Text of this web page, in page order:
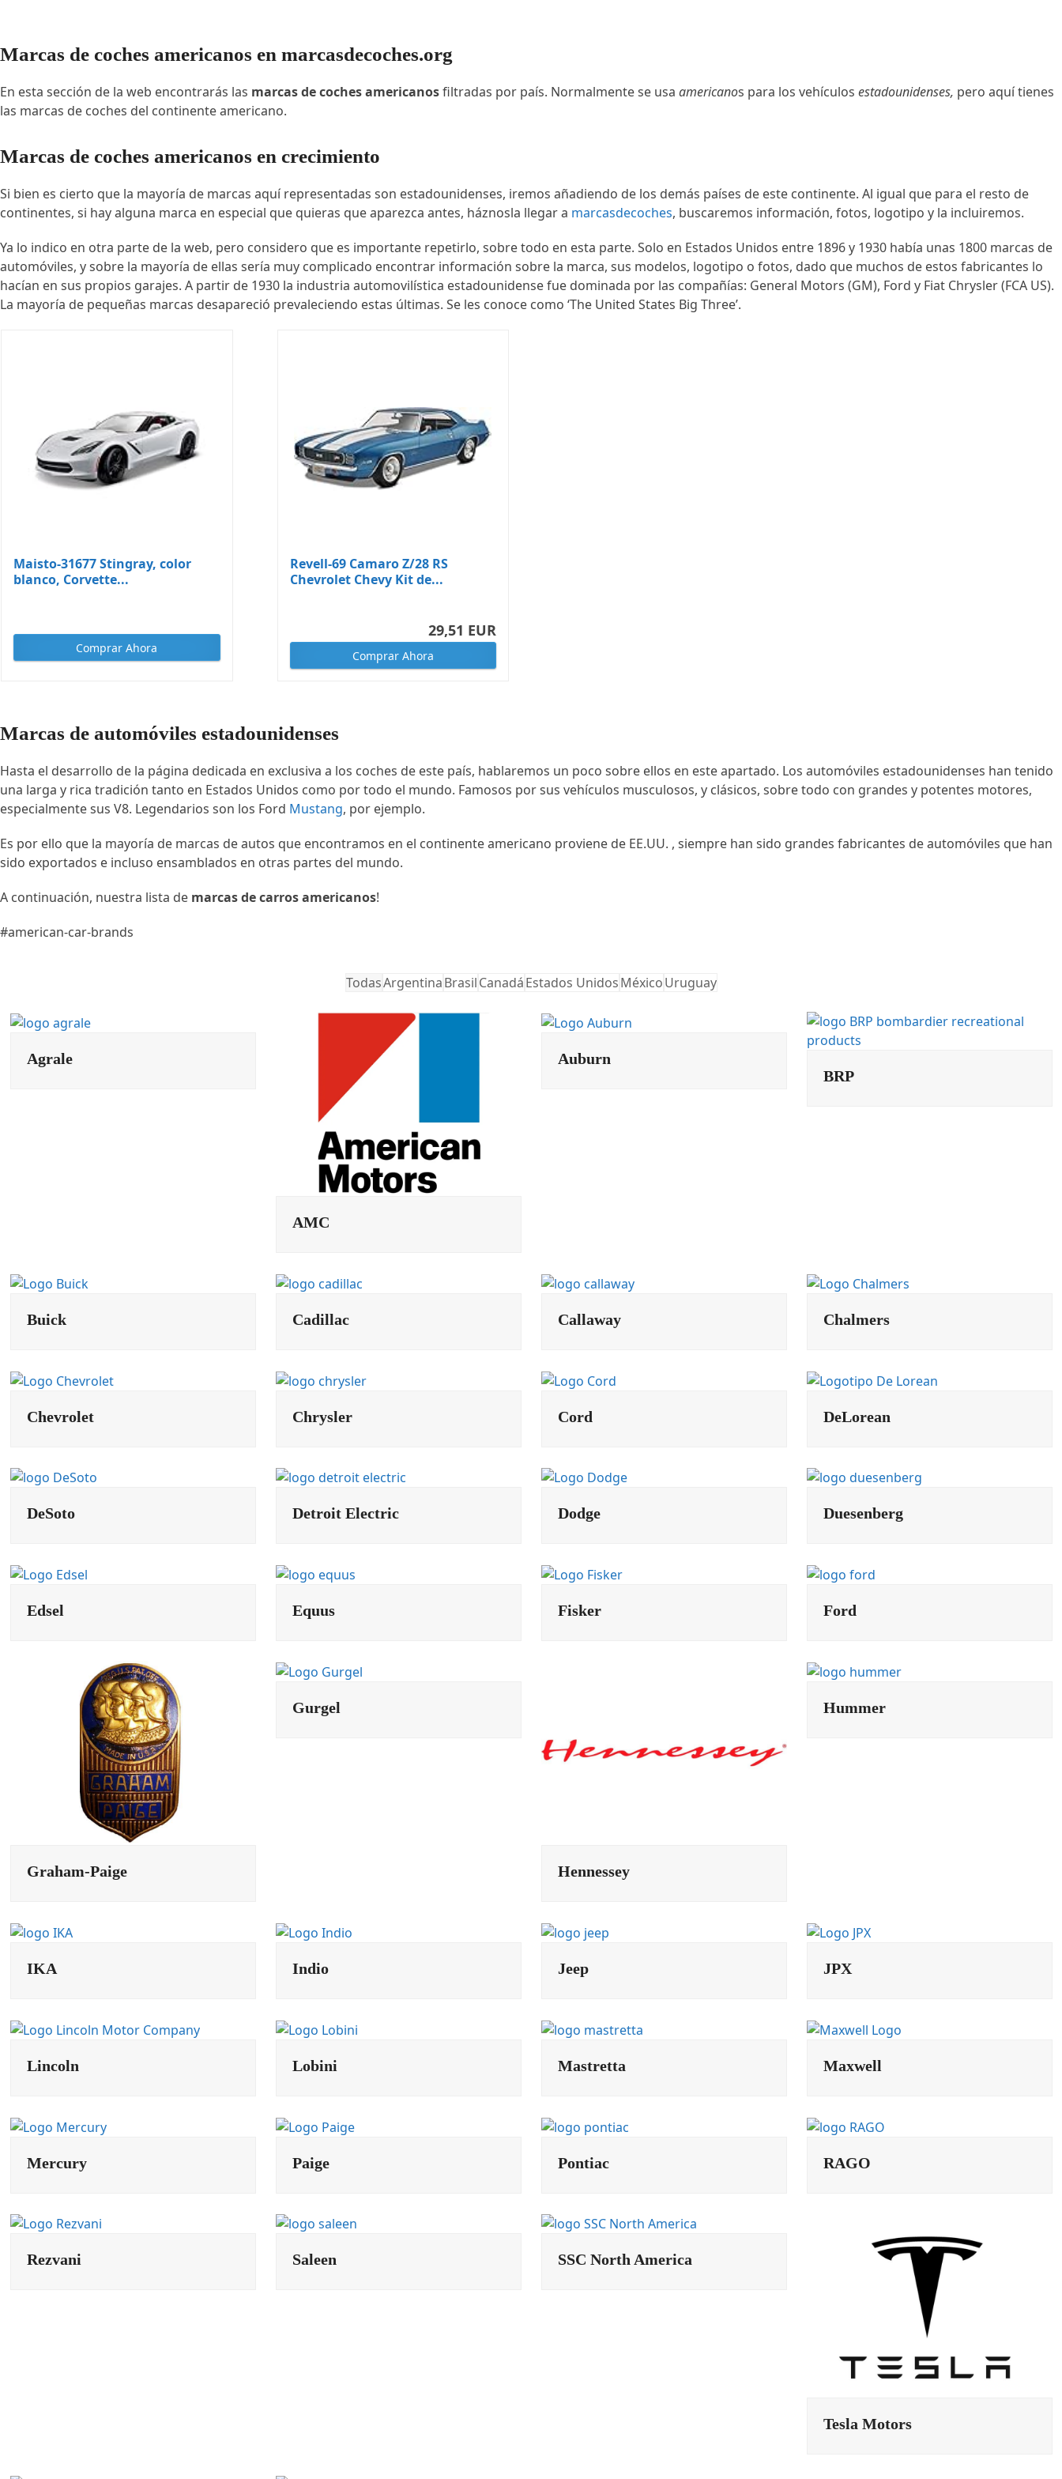
Marcas de coches americanos en marcasdecoches.org
En esta sección de la web encontrarás las marcas de coches americanosfiltradas por país. Normalmente se usa americanos para los vehículos estadounidenses, pero aquí tienes
las marcas de coches del continente americano.
Marcas de coches americanos en crecimiento
Si bien es cierto que la mayoría de marcas aquí representadas son estadounidenses, iremos añadiendo de los demás países de este continente. Al igual que para el resto de
continentes, si hay alguna marca en especial que quieras que aparezca antes, háznosla llegar a marcasdecoches, buscaremos información, fotos, logotipo y la incluiremos.
Ya lo indico en otra parte de la web, pero considero que es importante repetirlo, sobre todo en esta parte. Solo en Estados Unidos entre 1896 y 1930 había unas 1800 marcas de
automóviles, y sobre la mayoría de ellas sería muy complicado encontrar información sobre la marca, sus modelos, logotipo o fotos, dado que muchos de estos fabricantes lo
hacían en sus propios garajes. A partir de 1930 la industria automovilística estadounidense fue dominada por las compañías: General Motors (GM), Ford y Fiat Chrysler (FCA US).
La mayoría de pequeñas marcas desapareció prevaleciendo estas últimas. Se les conoce como ‘The United States Big Three’.
Maisto-31677 Stingray, color
blanco, Corvette...
Comprar Ahora
Revell-69 Camaro Z/28 RS
Chevrolet Chevy Kit de...
29,51 EUR
Comprar Ahora
Marcas de automóviles estadounidenses
Hasta el desarrollo de la página dedicada en exclusiva a los coches de este país, hablaremos un poco sobre ellos en este apartado. Los automóviles estadounidenses han tenido
una larga y rica tradición tanto en Estados Unidos como por todo el mundo. Famosos por sus vehículos musculosos, y clásicos, sobre todo con grandes y potentes motores,
especialmente sus V8. Legendarios son los Ford Mustang, por ejemplo.
Es por ello que la mayoría de marcas de autos que encontramos en el continente americano proviene de EE.UU. , siempre han sido grandes fabricantes de automóviles que han
sido exportados e incluso ensamblados en otras partes del mundo.
A continuación, nuestra lista de marcas de carros americanos!
#american-car-brands
TodasArgentinaBrasilCanadáEstados UnidosMéxicoUruguay
Agrale
AMC
Auburn
BRP
Buick Cadillac Callaway Chalmers
Chevrolet Chrysler Cord DeLorean
DeSoto Detroit Electric Dodge Duesenberg
Edsel Equus Fisker Ford
Graham-Paige
Gurgel
Hennessey
Hummer
IKA Indio Jeep JPX
Lincoln Lobini Mastretta Maxwell
Mercury Paige Pontiac RAGO
Rezvani Saleen SSC North America
Tesla Motors